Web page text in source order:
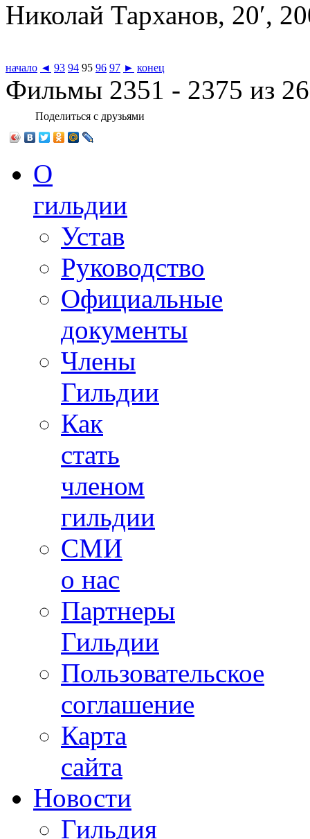
Николай Тарханов, 20′,
начало ◄ 93 94 95 96 97 ► конец
Фильмы 2351 - 2375 из
Поделиться с друзьями
О
гильдии
Устав
Руководство
Официальные
документы
Члены
Гильдии
Как
стать
членом
гильдии
СМИ
о нас
Партнеры
Гильдии
Пользовательское
соглашение
Карта
сайта
Новости
Гильдия